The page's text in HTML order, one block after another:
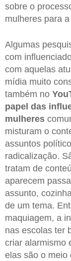
sobre o
mulheres para
Algumas
com
com aquelas
mídia muito
também no
papel das
mulheres
misturam o
assuntos
radicalização.
tratam de
aparecem
assunto,
de um tema.
maquiagem, a
nas escolas ter
criar alarmismo
elas são o meio